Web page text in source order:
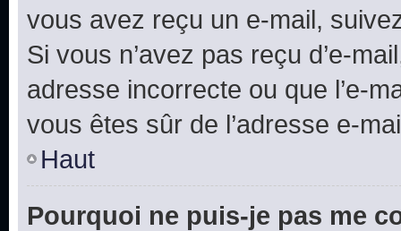
vous avez reçu un e-mail,
Si vous n’avez pas reçu d’e-
adresse incorrecte ou que l’e-
vous êtes sûr de l’adresse e-
Haut
Pourquoi ne puis-je pas me